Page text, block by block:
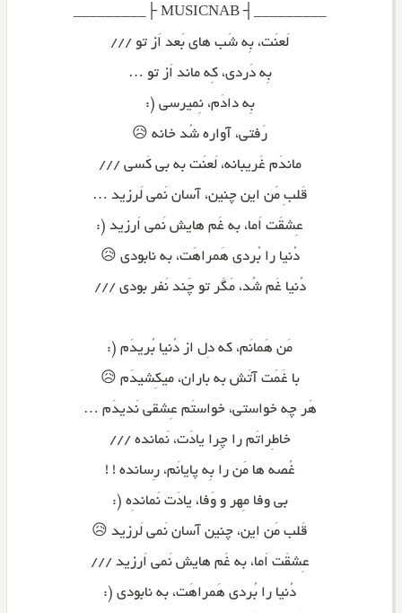
_________┤ MUSICNAB ├_________
لَعنَت، بِه شَب های بَعد اَز تو ///
بِه دَردی، کِه ماند اَز تو …
بِه دادَم، نِمیرسی (:
رَفتی، آواره شُد خانه 😥
ماندَم غَریبانه، لَعنَت به بی کَسی ///
قَلبِ مَن این چنین، آسان نَمی لَرزید …
عِشقَت اَما، به غَم هایش نَمی اَرزید (:
دُنیا را بُردی هَمراهَت، به نابودی 😥
دُنیا غَم شُد، مَگَر تو چَند نَفر بودی ///
مَن هَمانَم، که دِل از دُنیا بُریدَم (:
با غَمَت آتَش به باران، میکِشیدَم 😥
هَر چه خواستی، خواستَم عِشقی نَدیدَم …
خاطِراتَم را چِرا یادَت، نَمانده ///
غُصه ها مَن را بِه پایانَم، رِسانده ! !
بی وفا مِهر و وَفا، یادَت نَماندِه (:
قَلب مَن این، چنین آسان نَمی لَرزید 😥
عِشقَت اَما، به غَم هایش نَمی اَرزید ///
دُنیا را بُردی هَمراهَت، به نابودی (: